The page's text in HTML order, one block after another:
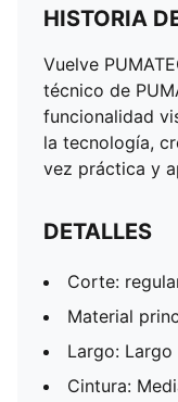
HISTORIA
Vuelve
técnico de
funcionalidad
la tecnología,
vez práctica y
DETALLES
Corte:
Material
Largo:
Cintura: